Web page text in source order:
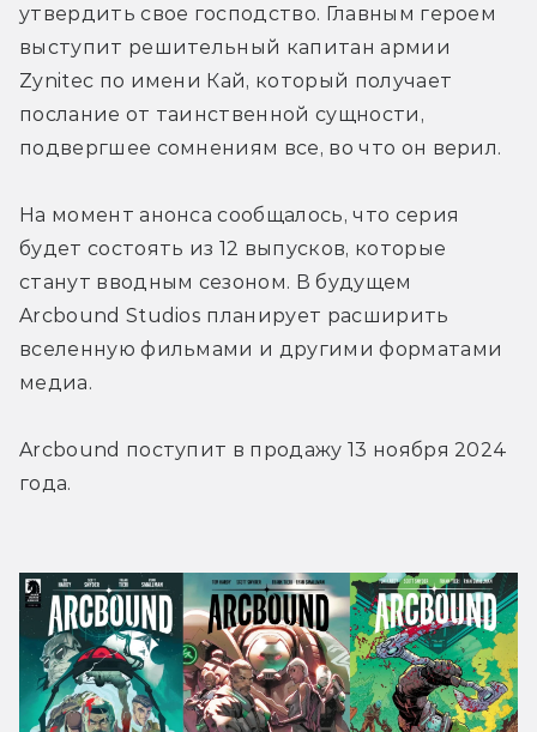
утвердить свое господство. Главным героем
выступит решительный капитан армии
Zynitec по имени Кай, который получает
послание от таинственной сущности,
подвергшее сомнениям все, во что он верил.
На момент анонса сообщалось, что серия
будет состоять из 12 выпусков, которые
станут вводным сезоном. В будущем
Arcbound Studios планирует расширить
вселенную фильмами и другими форматами
медиа.
Arcbound поступит в продажу 13 ноября 2024
года.